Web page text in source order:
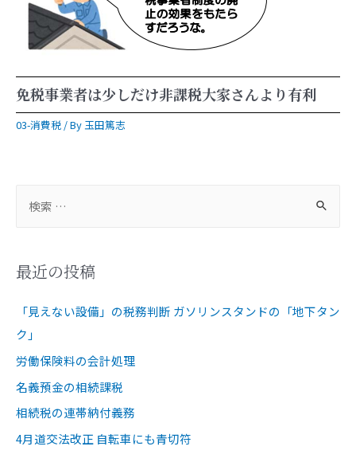
免税事業者は少しだけ非課税大家さんより有利
03-消費税 / By玉田篤志
最近の投稿
「見えない設備」の税務判断 ガソリンスタンドの「地下タン
ク」
労働保険料の会計処理
名義預金の相続課税
相続税の連帯納付義務
4月道交法改正 自転車にも青切符